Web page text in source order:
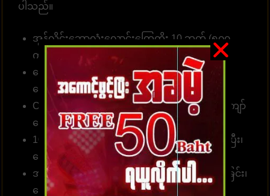
ပါသည်။
အွန်လိုင်းဘောလုံးလောင်းကြေကိုး 10 ဘတ် (၅၀၀
ကျပ် )မှစတင်နိုင်။
လောင်းကစား၊ အားကစားဂိမ်းများ၊ ကာစီနိုများ၊ စ
လော့များအတွက် ဝန်ဆောင်မှုလင့်ခ်။
Customer တစ်ဦးတည်းသည် ဂိမ်းပေါင်း 1၀00 ကျော်
လောင်းကစားနိုင်သည်။
10 စက္ကန့်အတွင်း တော်တို စနစ်ဖြင့် လျှောက်ထားပြီး၊
ငွေသွင်း၊ ငွေထုတ်နိုင်ပါတယ်။
အမှန်အကန်ငွေပေးချေခြင်း၊ လျှင်မြန်သောငွေလွှဲခြင်း၊
ငွေကြေးယုံကြည်စိတ်ချခြင်း။